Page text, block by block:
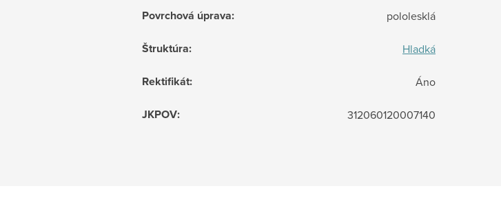
Povrchová úprava: pololesklá
Štruktúra: Hladká
Rektifikát: Áno
JKPOV: 312060120007140